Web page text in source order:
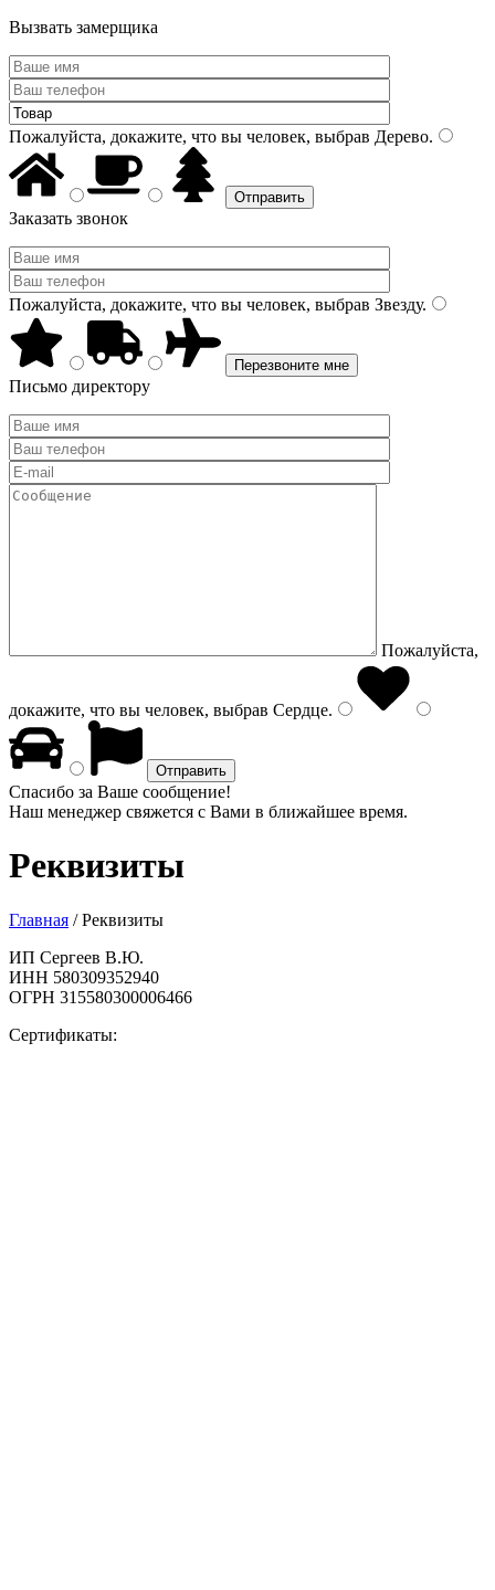
Вызвать замерщика
Пожалуйста, докажите, что вы человек, выбрав Дерево.
Заказать звонок
Пожалуйста, докажите, что вы человек, выбрав Звезду.
Письмо директору
Пожалуйста,
докажите, что вы человек, выбрав Сердце.
Спасибо за Ваше сообщение!
Наш менеджер свяжется с Вами в ближайшее время.
Реквизиты
Главная /Реквизиты
ИП Сергеев В.Ю.
ИНН 580309352940
ОГРН 315580300006466
Сертификаты: